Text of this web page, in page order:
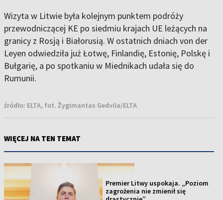
Wizyta w Litwie była kolejnym punktem podróży
przewodniczącej KE po siedmiu krajach UE leżących na
granicy z Rosją i Białorusią. W ostatnich dniach von der
Leyen odwiedziła już Łotwę, Finlandię, Estonię, Polskę i
Bułgarię, a po spotkaniu w Miednikach udała się do
Rumunii.
źródło: ELTA, fot. Žygimantas Gedvila/ELTA
WIĘCEJ NA TEN TEMAT
Premier Litwy uspokaja. „Poziom
zagrożenia nie zmienił się